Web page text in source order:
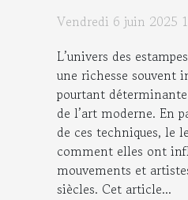
Vendredi 6 juin 2025
L’univers des
une richesse souvent
pourtant
de l’art moderne. En
de ces techniques, le
comment elles ont
mouvements et
siècles. Cet article...